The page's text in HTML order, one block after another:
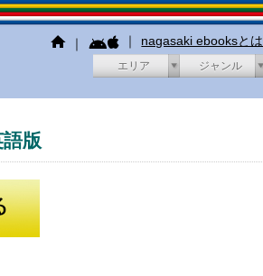
｜ ｜ nagasaki ebooksとは
エリア ジャンル
版